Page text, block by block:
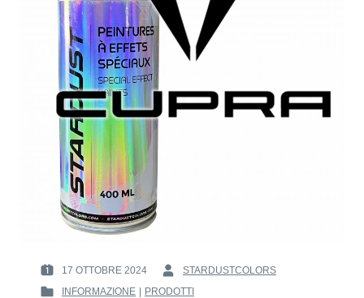
POSTED
ON
17 OTTOBRE 2024
BY
:
STARDUSTCOLORS
INFORMAZIONE | PRODOTTI